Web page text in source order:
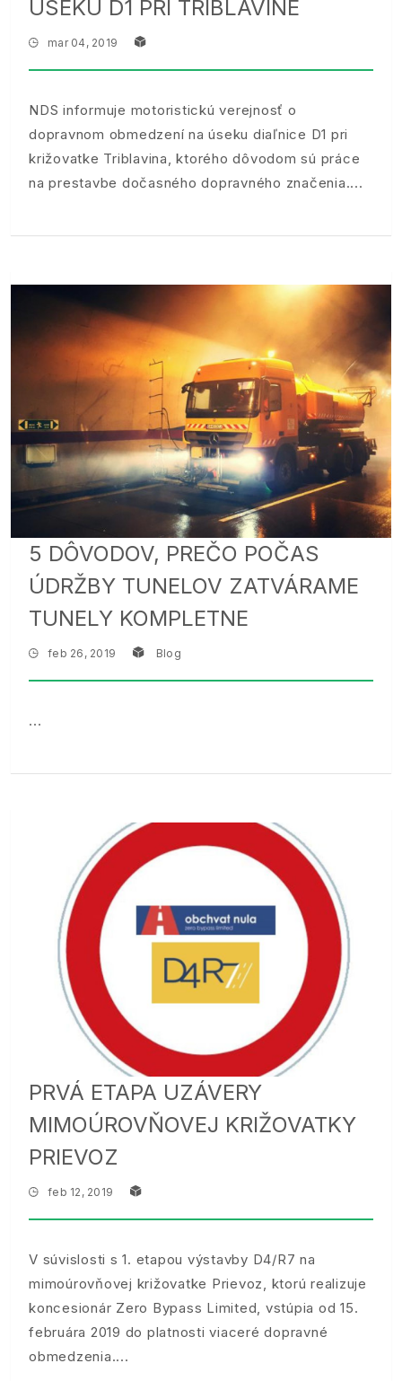
ÚSEKU D1 PRI TRIBLAVINE
mar 04, 2019
NDS informuje motoristickú verejnosť o
dopravnom obmedzení na úseku diaľnice D1 pri
križovatke Triblavina, ktorého dôvodom sú práce
na prestavbe dočasného dopravného značenia.
5 DÔVODOV, PREČO POČAS
ÚDRŽBY TUNELOV ZATVÁRAME
TUNELY KOMPLETNE
feb 26, 2019 Blog
PRVÁ ETAPA UZÁVERY
MIMOÚROVŇOVEJ KRIŽOVATKY
PRIEVOZ
feb 12, 2019
V súvislosti s 1. etapou výstavby D4/R7 na
mimoúrovňovej križovatke Prievoz, ktorú realizuje
koncesionár Zero Bypass Limited, vstúpia od 15.
februára 2019 do platnosti viaceré dopravné
obmedzenia.